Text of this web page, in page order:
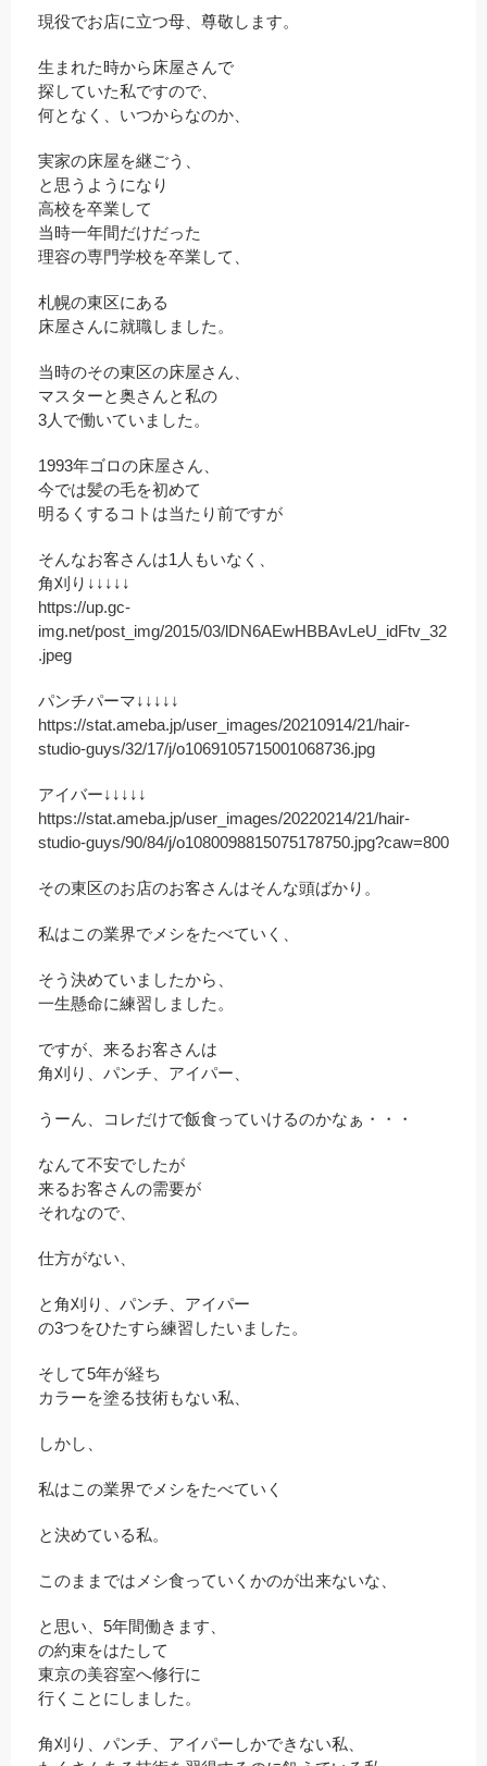
現役でお店に立つ母、尊敬します。
生まれた時から床屋さんで
探していた私ですので、
何となく、いつからなのか、
実家の床屋を継ごう、
と思うようになり
高校を卒業して
当時一年間だけだった
理容の専門学校を卒業して、
札幌の東区にある
床屋さんに就職しました。
当時のその東区の床屋さん、
マスターと奥さんと私の
3人で働いていました。
1993年ゴロの床屋さん、
今では髪の毛を初めて
明るくするコトは当たり前ですが
そんなお客さんは1人もいなく、
角刈り↓↓↓↓↓
https://up.gc-
img.net/post_img/2015/03/lDN6AEwHBBAvLeU_idFtv_32
.jpeg
パンチパーマ↓↓↓↓↓
https://stat.ameba.jp/user_images/20210914/21/hair-
studio-guys/32/17/j/o1069105715001068736.jpg
アイバー↓↓↓↓↓
https://stat.ameba.jp/user_images/20220214/21/hair-
studio-guys/90/84/j/o1080098815075178750.jpg?caw=800
その東区のお店のお客さんはそんな頭ばかり。
私はこの業界でメシをたべていく、
そう決めていましたから、
一生懸命に練習しました。
ですが、来るお客さんは
角刈り、パンチ、アイパー、
うーん、コレだけで飯食っていけるのかなぁ・・・
なんて不安でしたが
来るお客さんの需要が
それなので、
仕方がない、
と角刈り、パンチ、アイパー
の3つをひたすら練習したいました。
そして5年が経ち
カラーを塗る技術もない私、
しかし、
私はこの業界でメシをたべていく
と決めている私。
このままではメシ食っていくかのが出来ないな、
と思い、5年間働きます、
の約束をはたして
東京の美容室へ修行に
行くことにしました。
角刈り、パンチ、アイパーしかできない私、